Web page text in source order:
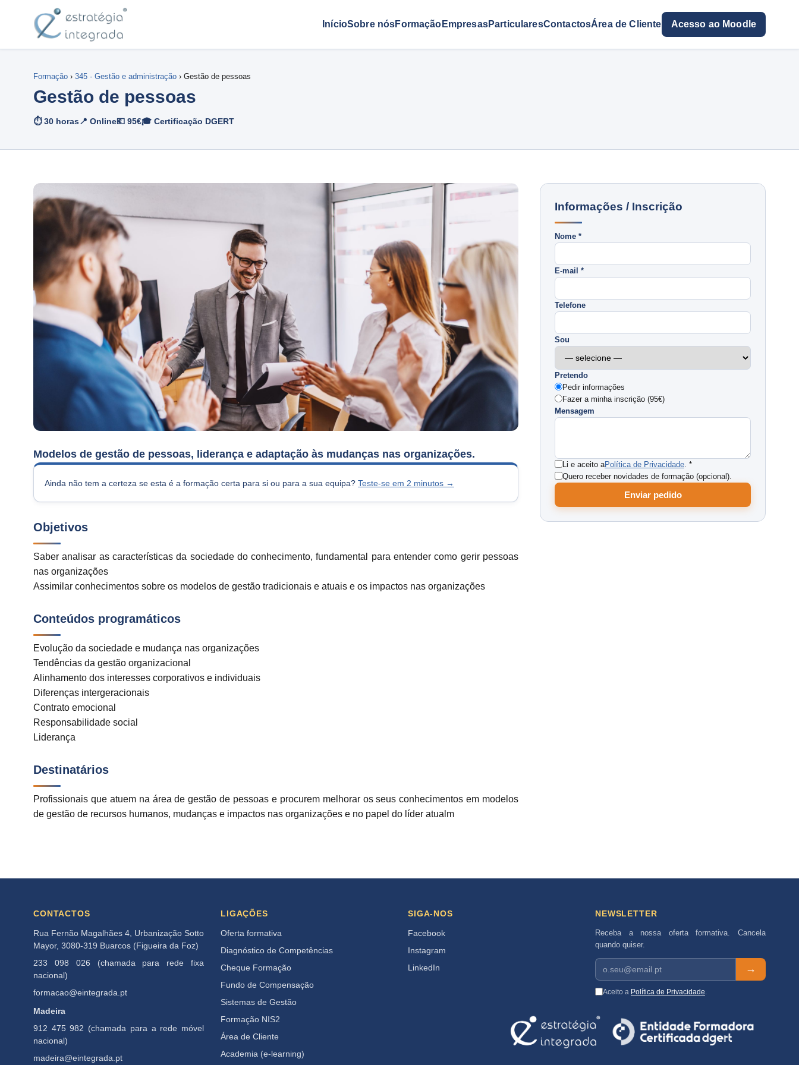
InícioSobre nósFormação EmpresasParticularesContactosÁrea de Cliente Acesso ao Moodle
Formação › 345 · Gestão e administração › Gestão de pessoas
Gestão de pessoas
⏱ 30 horas📍 Online💶 95€🎓 Certificação DGERT
Modelos de gestão de pessoas, liderança e adaptação às mudanças nas organizações.
Ainda não tem a certeza se esta é a formação certa para si ou para a sua equipa? Teste-se em 2 minutos →
Objetivos
Saber analisar as características da sociedade do conhecimento, fundamental para entender como gerir pessoas
nas organizações
Assimilar conhecimentos sobre os modelos de gestão tradicionais e atuais e os impactos nas organizações
Conteúdos programáticos
Evolução da sociedade e mudança nas organizações
Tendências da gestão organizacional
Alinhamento dos interesses corporativos e individuais
Diferenças intergeracionais
Contrato emocional
Responsabilidade social
Liderança
Destinatários
Profissionais que atuem na área de gestão de pessoas e procurem melhorar os seus conhecimentos em modelos
de gestão de recursos humanos, mudanças e impactos nas organizações e no papel do líder atualm
Informações / Inscrição
Nome *
E-mail *
Telefone
Sou
Pretendo
Pedir informações
Fazer a minha inscrição (95€)
Mensagem
Li e aceito aPolítica de Privacidade. *
Quero receber novidades de formação (opcional).
Enviar pedido
CONTACTOS
Rua Fernão Magalhães 4, Urbanização Sotto
Mayor, 3080-319 Buarcos (Figueira da Foz)
233 098 026 (chamada para rede fixa
nacional)
formacao@eintegrada.pt
Madeira
912 475 982 (chamada para a rede móvel
nacional)
madeira@eintegrada.pt
LIGAÇÕES
Oferta formativa
Diagnóstico de Competências
Cheque Formação
Fundo de Compensação
Sistemas de Gestão
Formação NIS2
Área de Cliente
Academia (e-learning)
SIGA-NOS
Facebook
Instagram
LinkedIn
NEWSLETTER
Receba a nossa oferta formativa. Cancela
quando quiser.
→
Aceito a Política de Privacidade